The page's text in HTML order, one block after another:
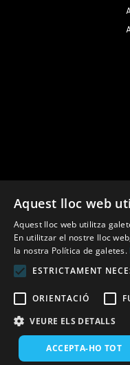
Aquest lloc web
Aquest lloc web utilitza
En utilitzar el nostre lloc
la nostra Política de galetes.
ESTRICTAMENT
ORIENTACIÓ
VEURE ELS DETALLS
ACCEPTA-HO TOT